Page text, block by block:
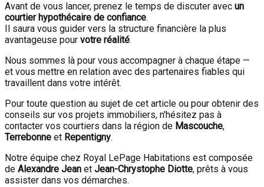
Avant de vous lancer, prenez le temps de discuter avec un
courtier hypothécaire de confiance.
Il saura vous guider vers la structure financière la plus
avantageuse pour votre réalité.
Nous sommes là pour vous accompagner à chaque étape —
et vous mettre en relation avec des partenaires fiables qui
travaillent dans votre intérêt.
Pour toute question au sujet de cet article ou pour obtenir des
conseils sur vos projets immobiliers, n'hésitez pas à
contacter vos courtiers dans la région de Mascouche,
Terrebonne et Repentigny.
Notre équipe chez Royal LePage Habitations est composée
de Alexandre Jean et Jean-Chrystophe Diotte, prêts à vous
assister dans vos démarches.